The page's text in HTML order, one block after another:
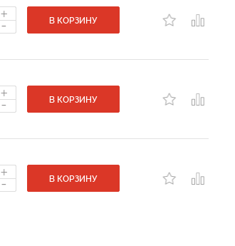
+
- В КОРЗИНУ
+
- В КОРЗИНУ
+
- В КОРЗИНУ